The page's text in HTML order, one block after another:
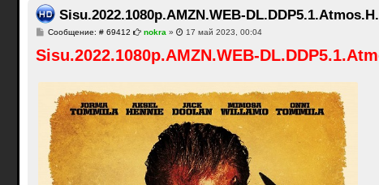
Sisu.2022.1080p.AMZN.WEB-
Сообщение: # 69412 С
о
б
и
е
nokra » 17 май 2023, 00:04
Sisu.2022.1080p.AMZN.WEB-